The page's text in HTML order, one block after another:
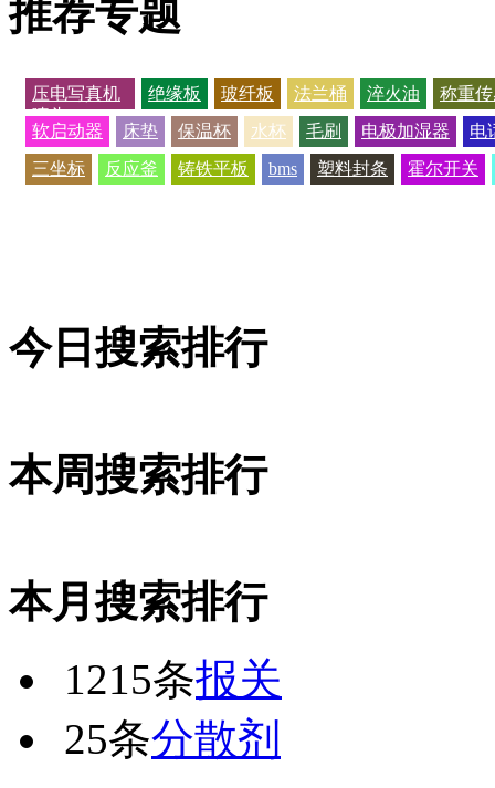
推荐专题
压电写真机
喷头
绝缘板 玻纤板 法兰桶 淬火油
称重
软启动器
床垫 保温杯 水杯 毛刷 电极加湿器
电
三坐标
反应釜 铸铁平板 bms 塑料封条 霍尔开关
今日搜索排行
本周搜索排行
本月搜索排行
1215条报关
25条分散剂